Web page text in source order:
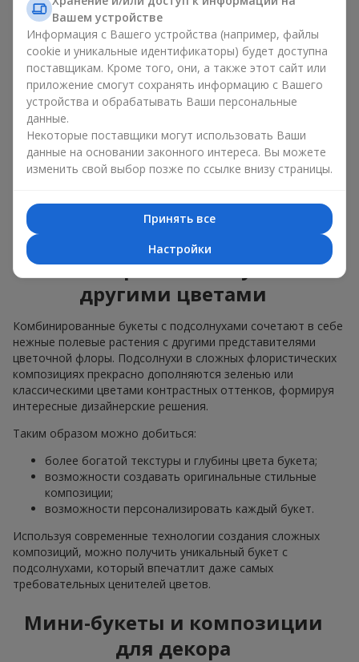
яркие букеты с побегами нежной зелени.
Единственный нюанс: подсолнухи — сезонные цветы,
доступные для продажи только в период цветения.
Классический букет с
подсолнухами
Классический букет с подсолнухами подчёркивает
природную форму и цветовую гамму яркого цветка.
Крупные цветы и высокие стебли создают чёткий силуэт
которые подходят как для торжественных событий, так и
просто как приятный подарок на каждый день.
Комбинированные букеты с
другими цветами
Комбинированные букеты с подсолнухами сочетают в себе
нежные полевые растения с другими представителями
цветочной флоры. Подсолнухи в сложных флористических
композициях прекрасно дополняются зеленью или
классическими цветами контрастных оттенков, формируя
интересные дизайнерские решения.
Таким образом можно добиться:
более богатой текстуры и глубины цвета букета;
возможности создавать оригинальные стильные
композиции;
возможности персонализировать каждый букет.
Используя современные технологии создания сложных
композиций, можно получить уникальный букет с
подсолнухами, который впечатлит даже самых
требовательных ценителей цветов.
Мини-букеты и композиции
для декора
Вашем устройстве
Информация с Вашего устройства (например, файлы
cookie и уникальные идентификаторы) будет доступна
поставщикам. Кроме того, они, а также этот сайт или
приложение смогут сохранять информацию с Вашего
устройства и обрабатывать Ваши персональные
данные.
Некоторые поставщики могут использовать Ваши
данные на основании законного интереса. Вы можете
изменить свой выбор позже по ссылке внизу страницы.
Принять все
Настройки